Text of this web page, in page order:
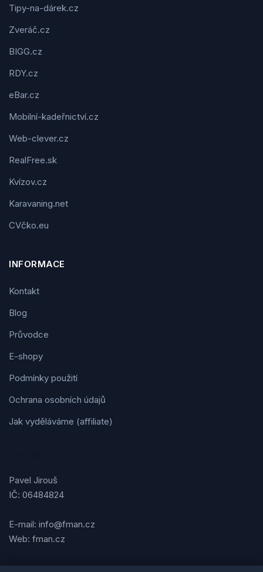
Tipy-na-dárek.cz
Zveráč.cz
BIGG.cz
RDY.cz
eBar.cz
Mobilní-kadeřnictví.cz
Web-clever.cz
RealFree.sk
Kvízov.cz
Karavaning.net
CVčko.eu
INFORMACE
Kontakt
Blog
Průvodce
E-shopy
Podmínky použití
Ochrana osobních údajů
Jak vyděláváme (affiliate)
Pavel Jirouš
IČ: 06484824
E-mail: info@fman.cz
Web: fman.cz